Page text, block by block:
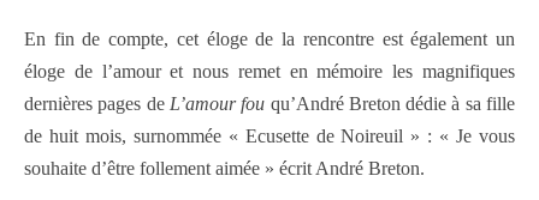
En fin de compte, cet éloge de la rencontre est également un
éloge de l’amour et nous remet en mémoire les magnifiques
dernières pages de L’amour fou qu’André Breton dédie à sa fille
de huit mois, surnommée « Ecusette de Noireuil » : « Je vous
souhaite d’être follement aimée » écrit André Breton.